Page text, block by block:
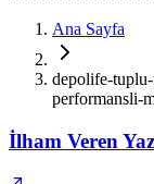
Ana Sayfa
depolife-
performansli-
İlham Veren